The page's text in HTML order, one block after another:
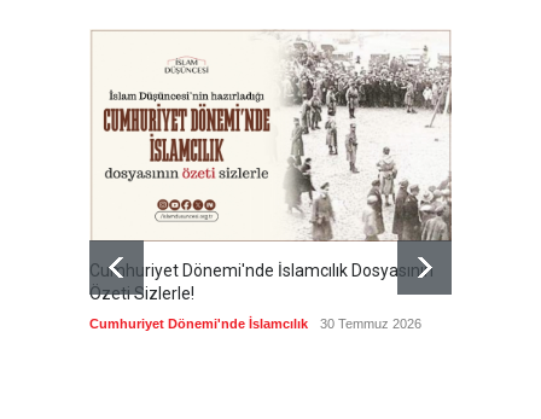
Cumhuriyet Dönemi'nde İslamcılık Dosyasının
Özeti Sizlerle!
Cumhuriyet Dönemi'nde İslamcılık 30 Temmuz 2026